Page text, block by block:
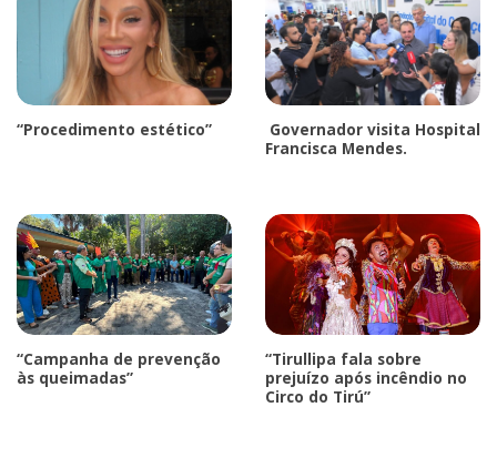
“Procedimento estético”
Governador visita Hospital
Francisca Mendes.
“Campanha de prevenção
às queimadas”
“Tirullipa fala sobre
prejuízo após incêndio no
Circo do Tirú”